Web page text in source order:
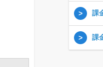
課
課